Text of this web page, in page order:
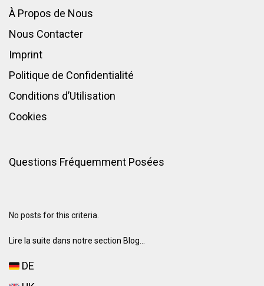
À Propos de Nous
Nous Contacter
Imprint
Politique de Confidentialité
Conditions d’Utilisation
Cookies
Questions Fréquemment Posées
No posts for this criteria.
Lire la suite dans notre section Blog...
DE